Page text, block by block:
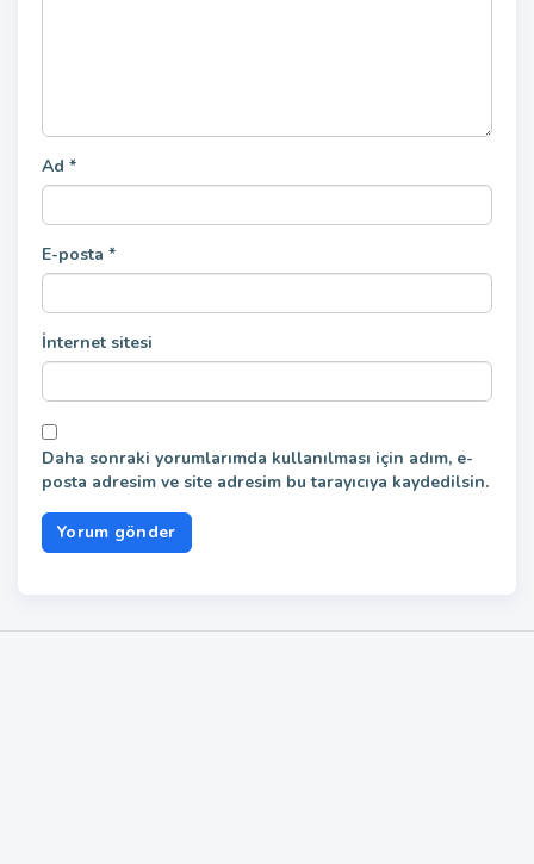
Ad *
E-posta *
İnternet sitesi
Daha sonraki yorumlarımda kullanılması için adım, e-
posta adresim ve site adresim bu tarayıcıya kaydedilsin.